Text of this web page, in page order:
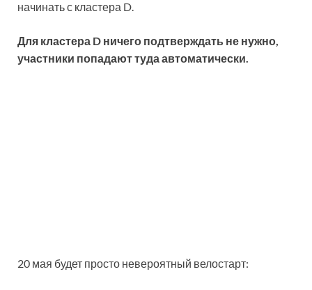
начинать с кластера D.
Для кластера D ничего подтверждать не нужно,
участники попадают туда автоматически.
20 мая будет просто невероятный велостарт: